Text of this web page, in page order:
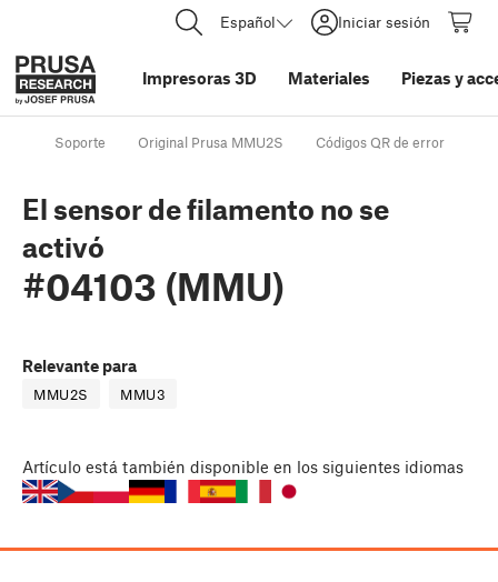
Español Iniciar sesión
Impresoras 3D Materiales Piezas y
Soporte Original Prusa MMU2S Códigos QR de error
El sensor de filamento no se
activó
#04103 (MMU)
Relevante para
MMU2S MMU3
Artículo está también disponible en los siguientes idiomas